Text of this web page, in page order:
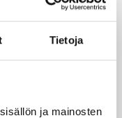
Tietoja
ja mainosten